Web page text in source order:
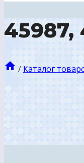
45987,
/ Каталог